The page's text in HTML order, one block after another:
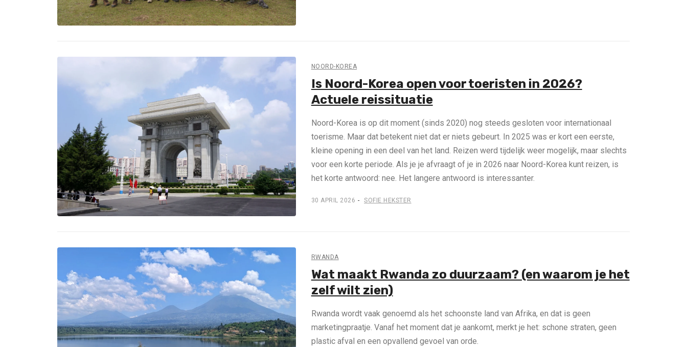
NOORD-KOREA
Is Noord-Korea open voor toeristen in 2026?
Actuele reissituatie
Noord-Korea is op dit moment (sinds 2020) nog steeds gesloten voor internationaal
toerisme. Maar dat betekent niet dat er niets gebeurt. In 2025 was er kort een eerste,
kleine opening in een deel van het land. Reizen werd tijdelijk weer mogelijk, maar slechts
voor een korte periode. Als je je afvraagt of je in 2026 naar Noord-Korea kunt reizen, is
het korte antwoord: nee. Het langere antwoord is interessanter.
30 APRIL 2026 SOFIE HEKSTER
RWANDA
Wat maakt Rwanda zo duurzaam? (en waarom je het
zelf wilt zien)
Rwanda wordt vaak genoemd als het schoonste land van Afrika, en dat is geen
marketingpraatje. Vanaf het moment dat je aankomt, merkt je het: schone straten, geen
plastic afval en een opvallend gevoel van orde.